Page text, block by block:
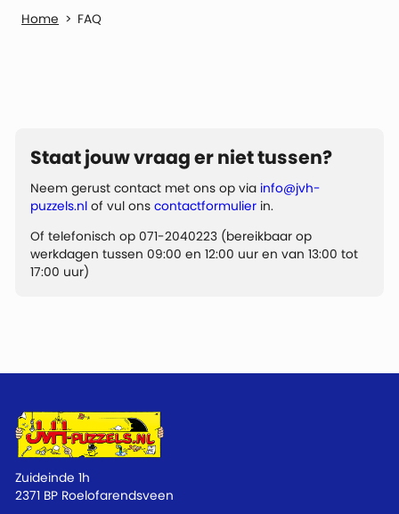
FAQ
Staat jouw vraag er niet tussen?
Neem gerust contact met ons op via info@jvh-
puzzels.nl of vul onscontactformulier in.
Of telefonisch op 071-2040223 (bereikbaar op
werkdagen tussen 09:00 en 12:00 uur en van 13:00 tot
17:00 uur)
Zuideinde 1h
2371 BP Roelofarendsveen